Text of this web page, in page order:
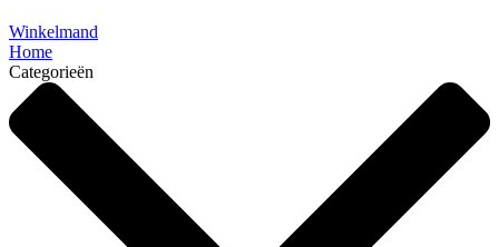
Winkelmand
Home
Categorieën